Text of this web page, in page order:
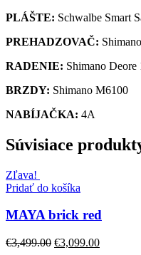
PLÁŠTE: Schwalbe Smart
PREHADZOVAČ:
RADENIE: Shimano Deore
BRZDY: Shimano M6100
NABÍJAČKA: 4A
Súvisiace
Zľava!
Pridať do košíka
MAYA brick red
€3,499.00 €3,099.00